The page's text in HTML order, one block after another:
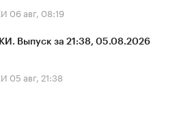
06 авг, 08:19
Выпуск за 21:38, 05.08.2026
05 авг, 21:38